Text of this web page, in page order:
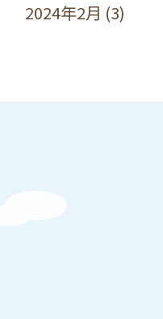
2024年2月 (3)